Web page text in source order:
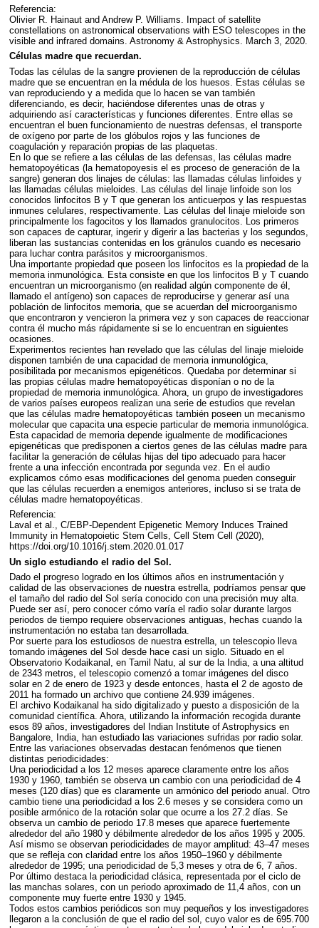
Referencia:
Olivier R. Hainaut and Andrew P. Williams. Impact of satellite
constellations on astronomical observations with ESOtelescopes in the
visible and infrared domains. Astronomy & Astrophysics. March 3, 2020.
Células madre que recuerdan.
Todas las células de la sangre provienen de la reproducción de células
madre que se encuentran en la médula de los huesos. Estas células se
van reproduciendo y a medida que lo hacen se van también
diferenciando, es decir, haciéndose diferentes unas de otras y
adquiriendo así características y funciones diferentes. Entre ellas se
encuentran el buen funcionamiento de nuestras defensas, el transporte
de oxígeno por parte de los glóbulos rojos y las funciones de
coagulación y reparación propias de las plaquetas.
En lo que se refiere a las células de las defensas, las células madre
hematopoyéticas (la hematopoyesis el es proceso de generación de la
sangre) generan dos linajes de células: las llamadas células linfoides y
las llamadas células mieloides. Las células del linaje linfoide son los
conocidos linfocitos B y T que generan los anticuerpos y las respuestas
inmunes celulares, respectivamente. Las células del linaje mieloide son
principalmente los fagocitos y los llamados granulocitos. Los primeros
son capaces de capturar, ingerir y digerir a las bacterias y los segundos,
liberan las sustancias contenidas en los gránulos cuando es necesario
para luchar contra parásitos y microorganismos.
Una importante propiedad que poseen los linfocitos es la propiedad de la
memoria inmunológica. Esta consiste en que los linfocitos B y T cuando
encuentran un microorganismo (en realidad algún componente de él,
llamado el antígeno) son capaces de reproducirse y generar así una
población de linfocitos memoria, que se acuerdan del microorganismo
que encontraron y vencieron la primera vez y son capaces de reaccionar
contra él mucho más rápidamente si se lo encuentran en siguientes
ocasiones.
Experimentos recientes han revelado que las células del linaje mieloide
disponen también de una capacidad de memoria inmunológica,
posibilitada por mecanismos epigenéticos. Quedaba por determinar si
las propias células madre hematopoyéticas disponían o no de la
propiedad de memoria inmunológica. Ahora, un grupo de investigadores
de varios países europeos realizan una serie de estudios que revelan
que las células madre hematopoyéticas también poseen un mecanismo
molecular que capacita una especie particular de memoria inmunológica.
Esta capacidad de memoria depende igualmente de modificaciones
epigenéticas que predisponen a ciertos genes de las células madre para
facilitar la generación de células hijas del tipo adecuado para hacer
frente a una infección encontrada por segunda vez. En el audio
explicamos cómo esas modificaciones del genoma pueden conseguir
que las células recuerden a enemigos anteriores, incluso si se trata de
células madre hematopoyéticas.
Referencia:
Laval et al., C/EBP-Dependent Epigenetic Memory Induces Trained
Immunity in Hematopoietic Stem Cells, Cell Stem Cell (2020),
https://doi.org/10.1016/j.stem.2020.01.017
Un siglo estudiando el radio del Sol.
Dado el progreso logrado en los últimos años en instrumentación y
calidad de las observaciones de nuestra estrella, podríamos pensar que
el tamaño del radio del Sol sería conocido con una precisión muy alta.
Puede ser así, pero conocer cómo varía el radio solar durante largos
periodos de tiempo requiere observaciones antiguas, hechas cuando la
instrumentación no estaba tan desarrollada.
Por suerte para los estudiosos de nuestra estrella, un telescopio lleva
tomando imágenes del Sol desde hace casi un siglo. Situado en el
Observatorio Kodaikanal, en Tamil Natu, al sur de la India, a una altitud
de 2343 metros, el telescopio comenzó a tomar imágenes del disco
solar en 2 de enero de 1923 y desde entonces, hasta el 2 de agosto de
2011 ha formado un archivo que contiene 24.939 imágenes.
El archivo Kodaikanal ha sido digitalizado y puesto a disposición de la
comunidad científica. Ahora, utilizando la información recogida durante
esos 89 años, investigadores del Indian Institute of Astrophysics en
Bangalore, India, han estudiado las variaciones sufridas por radio solar.
Entre las variaciones observadas destacan fenómenos que tienen
distintas periodicidades:
Una periodicidad a los 12 meses aparece claramente entre los años
1930 y 1960, también se observa un cambio con una periodicidad de 4
meses (120 días) que es claramente un armónico del periodo anual. Otro
cambio tiene una periodicidad a los 2.6 meses y se considera como un
posible armónico de la rotación solar que ocurre a los 27.2 días. Se
observa un cambio de periodo 17.8 meses que aparece fuertemente
alrededor del año 1980 y débilmente alrededor de los años 1995 y 2005.
Así mismo se observan periodicidades de mayor amplitud: 43–47 meses
que se refleja con claridad entre los años 1950–1960 y débilmente
alrededor de 1995; una periodicidad de 5,3 meses y otra de 6, 7 años.
Por último destaca la periodicidad clásica, representada por el ciclo de
las manchas solares, con un periodo aproximado de 11,4 años, con un
componente muy fuerte entre 1930 y 1945.
Todos estos cambios periódicos son muy pequeños y los investigadores
llegaron a la conclusión de que el radio del sol, cuyo valor es de 695.700